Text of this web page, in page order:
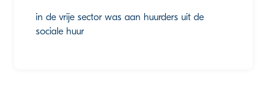
in de vrije sector was aan huurders uit de
sociale huur